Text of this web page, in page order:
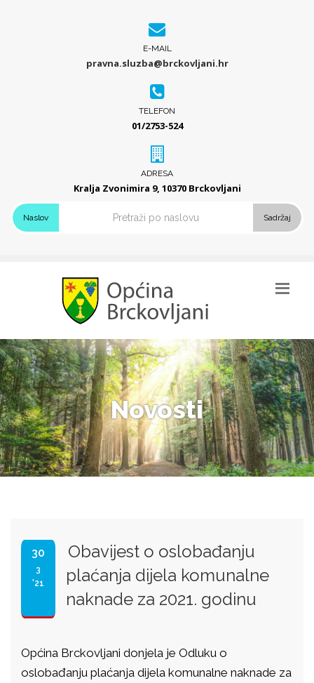
E-MAIL
pravna.sluzba@brckovljani.hr
TELEFON
01/2753-524
ADRESA
Kralja Zvonimira 9, 10370 Brckovljani
Naslov Sadržaj
Novosti
30
3
'21
Obavijest o oslobađanju
plaćanja dijela komunalne
naknade za 2021. godinu
Općina Brckovljani donjela je Odluku o
oslobađanju plaćanja dijela komunalne naknade za